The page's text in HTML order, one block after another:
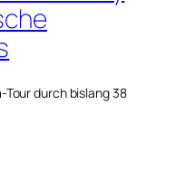
durch bislang 38